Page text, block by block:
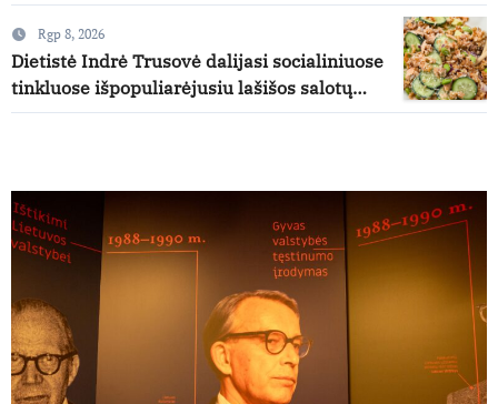
didžiausias finansines rizikas
Rgp 8, 2026
Dietistė Indrė Trusovė dalijasi socialiniuose
tinkluose išpopuliarėjusiu lašišos salotų
receptu